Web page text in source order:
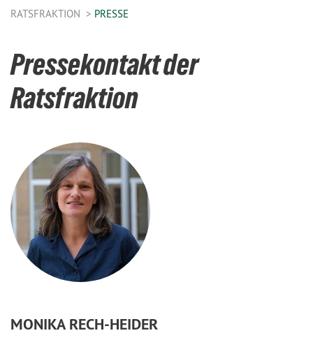
RATSFRAKTION PRESSE
Pressekontakt der
Ratsfraktion
MONIKA RECH-HEIDER